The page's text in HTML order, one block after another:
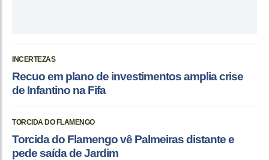
INCERTEZAS
Recuo em plano de investimentos amplia crise
de Infantino na Fifa
TORCIDA DO FLAMENGO
Torcida do Flamengo vê Palmeiras distante e
pede saída de Jardim